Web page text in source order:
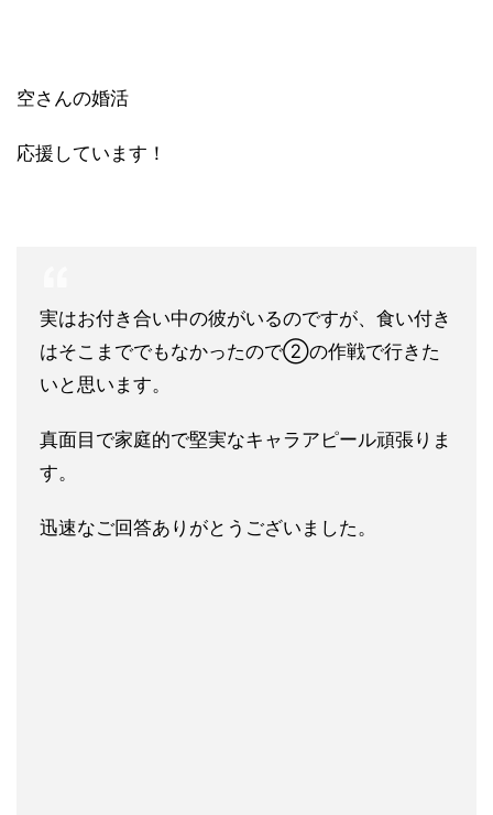
空さんの婚活
応援しています！
実はお付き合い中の彼がいるのですが、食い付き
はそこまででもなかったので②の作戦で行きた
いと思います。
真面目で家庭的で堅実なキャラアピール頑張りま
す。
迅速なご回答ありがとうございました。